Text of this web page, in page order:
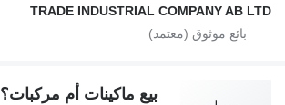
TRADE INDUSTRIAL COMPANY AB LTD
بيع ماكينات أم مركبات؟